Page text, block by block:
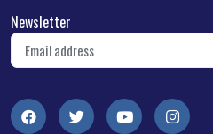
Newsletter